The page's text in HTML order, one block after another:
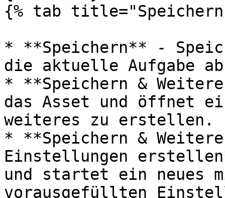
{% tab
* **Speichern** -
die aktuelle Aufgabe
* **Speichern &
das Asset und öffnet
weiteres zu erstellen.
* **Speichern &
Einstellungen
und startet ein neues
vorausgefüllten